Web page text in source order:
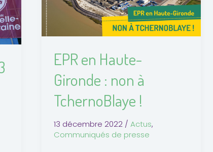
EPR en Haute-
Gironde : non à
TchernoBlaye !
13 décembre 2022 /Actus,
Communiqués de presse
non
TchernoBlaye